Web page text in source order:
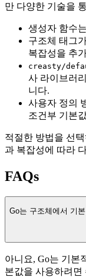
만 다양한 기술을
생성자 함수
구조체 태그
복잡성을 추
creasty/
사 라이브러
니다.
사용자 정의
조건부 기본
적절한 방법을 선
과 복잡성에 따라
FAQs
Go는 구조체에서 기
아니요, Go는 기본
본값을 사용하려면